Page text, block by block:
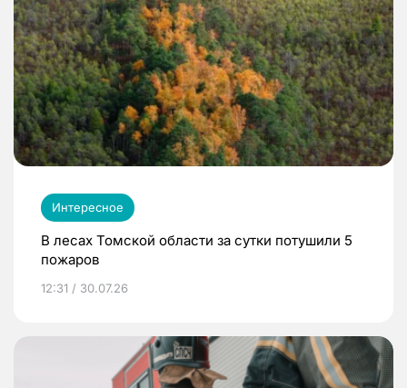
Интересное
В лесах Томской области за сутки потушили 5
пожаров
12:31 / 30.07.26